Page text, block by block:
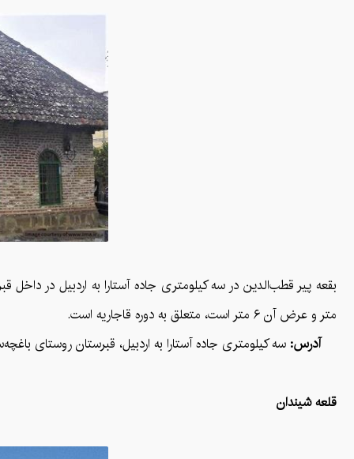
متر و عرض آن ۶ متر است، متعلق به دوره قاجاریه است.
آدرس: سه کیلومتری جاده آستارا به اردبیل، قبرستان روستای
قلعه شیندان